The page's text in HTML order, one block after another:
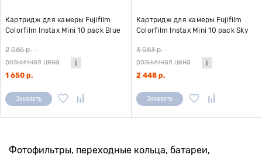
Картридж для камеры Fujifilm
Colorfilm Instax Mini 10 pack Blue
2 065 р. -
розничная цена
1 650 р.
Заказать
Картридж для камеры Fujifilm
Colorfilm Instax Mini 10 pack Sky
3 063 р. -
розничная цена
2 448 р.
Заказать
Фотофильтры, переходные кольца, батареи,